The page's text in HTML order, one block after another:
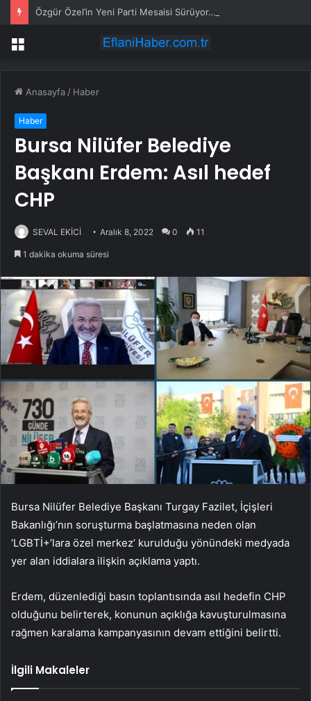
Menü
Anasayfa / Haber
Haber
Bursa Nilüfer Belediye
Başkanı Erdem: Asıl hedef
CHP
SEVAL EKİCİ Aralık 8, 2022 0 11
1 dakika okuma süresi
Bursa Nilüfer Belediye Başkanı Turgay Fazilet, İçişleri
Bakanlığı’nın soruşturma başlatmasına neden olan
‘LGBTİ+’lara özel merkez’ kurulduğu yönündeki medyada
yer alan iddialara ilişkin açıklama yaptı.
Erdem, düzenlediği basın toplantısında asıl hedefin CHP
olduğunu belirterek, konunun açıklığa kavuşturulmasına
rağmen karalama kampanyasının devam ettiğini belirtti.
İlgili Makaleler